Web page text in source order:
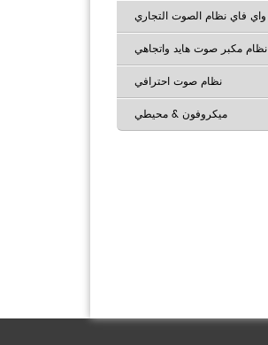
واي فاي نظام الصوت التجاري
نظام مكبر صوت هايد واتجاهي
نظام صوت احترافي
ميكروفون & محيطي